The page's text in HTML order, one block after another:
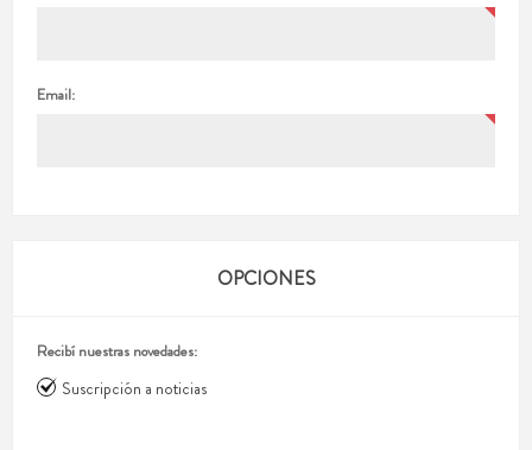
Email:
OPCIONES
Recibí nuestras novedades:
Suscripción a noticias